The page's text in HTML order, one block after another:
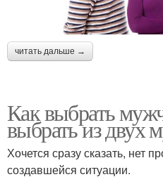
читать дальше →
Как выбрать
выбрать из двух
Хочется сразу сказать, нет
создавшейся ситуации.